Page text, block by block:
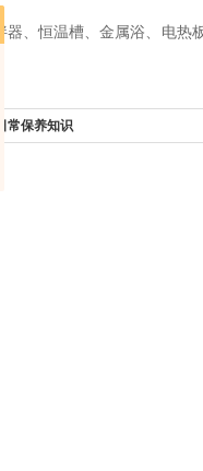
、恒温槽、金属浴、电热
常保养知识